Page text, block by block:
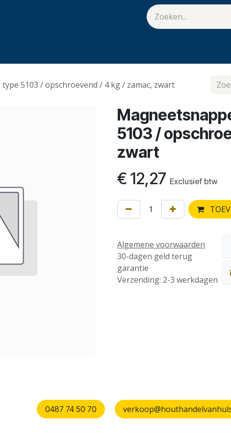
5103 / opschroevend / 4 kg / zamac, zwart
5103 /
zwart
€ 12,27 Exclusief btw
Algemene voorwaarden
30-dagen geld terug
garantie
Verzending: 2-3 werkdagen
0487 74 50 70